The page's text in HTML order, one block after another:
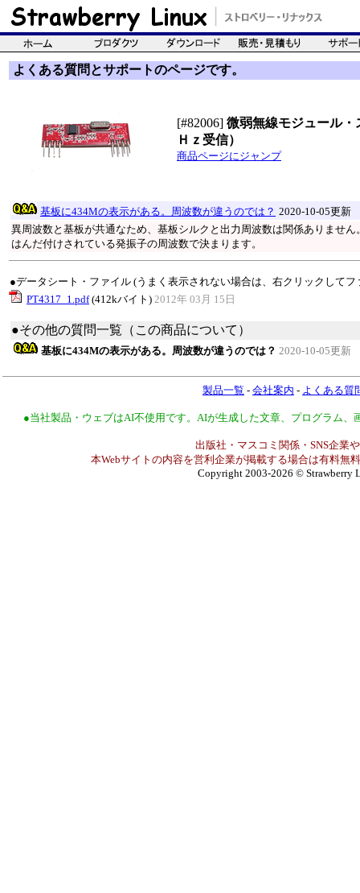
よくある質問とサポートのページです。
[#82006] 微弱無線モジュール
Ｈｚ受信）
商品ページにジャンプ
基板に434Mの表示がある。周波数が違うのでは？ 2020-10-05更新
異周波数と基板が共通なため、基板シルクと出力周波数は関係ありません
はんだ付けされている発振子の周波数で決まります。
●データシート・ファイル (うまく表示されない場合は、右クリックして
PT4317_1.pdf(412kバイト) 2012年 03月 15日
●その他の質問一覧（この商品について）
基板に434Mの表示がある。周波数が違うのでは？ 2020-10-05更新
製品一覧 - 会社案内 - よくある質
●当社製品・ウェブはAI不使用です。AIが生成した文章、プログラム
出版社・マスコミ関係・SNS企業
本Webサイトの内容を営利企業が掲載する場合は有料無
Copyright 2003-2026 © Strawberry